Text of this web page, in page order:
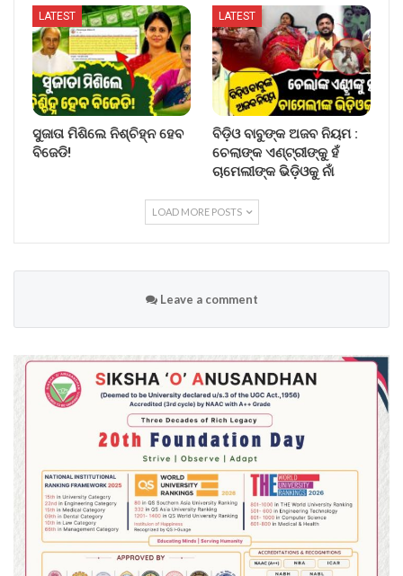
LATEST
ସୁଜାତା ମିଶିଲେ ନିଶ୍ଚିହ୍ନ ହେବ
ବିଜେଡି!
LATEST
ବିଡ଼ିଓ ବାବୁଙ୍କ ଅଜବ ନିୟମ :
ଚେଲାଙ୍କ ଏଣ୍ଟ୍ରୀଙ୍କୁ ହଁ
ଚାମେଲୀଙ୍କ ଭିଡ଼ିଓକୁ ନାଁ
LOAD MORE POSTS
Leave a comment